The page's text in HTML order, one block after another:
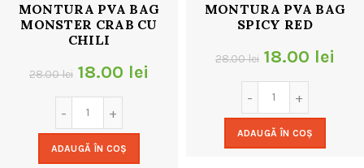
MONTURA PVA BAG
MONSTER CRAB CU
CHILI
28.00lei Prețul
inițial
a
fost:
18.00 lei
ADAUGĂ ÎN COȘ
MONTURA PVA BAG
SPICY RED
28.00lei Prețul
inițial
a
fost:
18.00 lei
ADAUGĂ ÎN COȘ